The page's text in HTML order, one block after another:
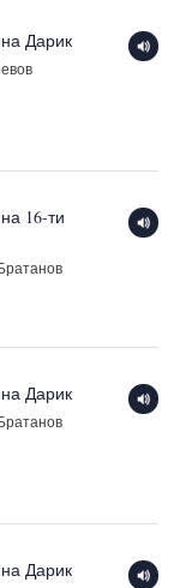
Дарик
16-ти
Дарик
Дарик